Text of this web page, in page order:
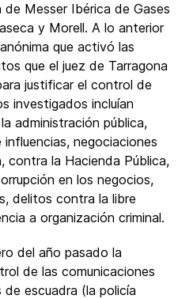
Messer Ibérica de Gases
y Morell. A lo anterior
que activó las
que el juez de Tarragona
justificar el control de
investigados incluían
administración pública,
negociaciones
contra la Hacienda Pública,
en los negocios,
delitos contra la libre
a organización criminal.
del año pasado la
de las comunicaciones
escuadra (la policía